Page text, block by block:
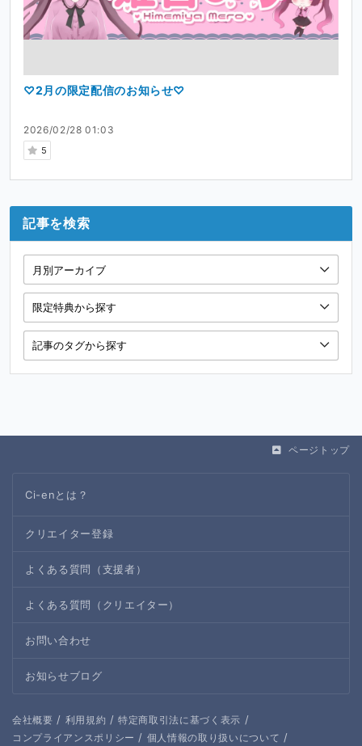
2026/02/28 01:03
5
♡2月の限定配信のお知らせ♡
記事を検索
ページトップ
Ci-enとは？
クリエイター登録
よくある質問（支援者）
よくある質問（クリエイター）
お問い合わせ
お知らせブログ
会社概要 / 利用規約 / 特定商取引法に基づく表示 /
コンプライアンスポリシー / 個人情報の取り扱いについて /